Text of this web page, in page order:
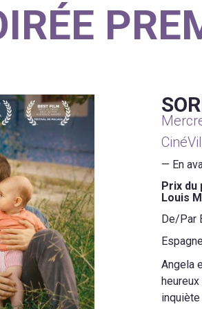
— En
Prix du
Louis
De/Par
Angela